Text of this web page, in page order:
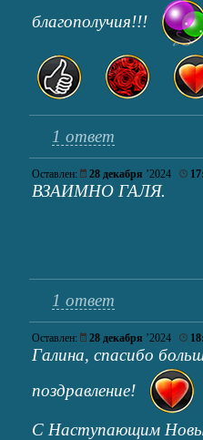
благополучия!!!
1 ответ
Оставлен: 28 декабря ’2024
ВЗАИМНО ГАЛЯ.
1 ответ
Оставлен: 28 декабря ’2024
Галина, спасибо
поздравление!
С Наступающим